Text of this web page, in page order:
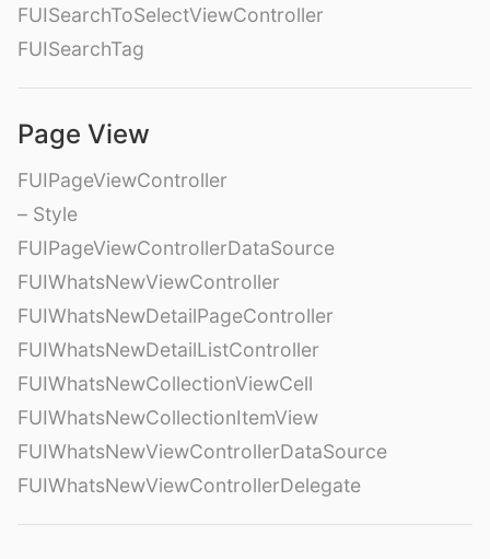
FUISearchToSelectViewController
FUISearchTag
Page View
FUIPageViewController
– Style
FUIPageViewControllerDataSource
FUIWhatsNewViewController
FUIWhatsNewDetailPageController
FUIWhatsNewDetailListController
FUIWhatsNewCollectionViewCell
FUIWhatsNewCollectionItemView
FUIWhatsNewViewControllerDataSource
FUIWhatsNewViewControllerDelegate